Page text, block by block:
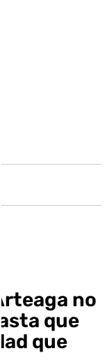
no
que
que